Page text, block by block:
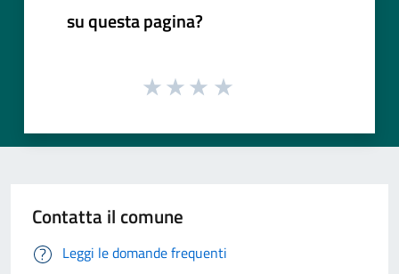
su questa pagina?
Contatta il comune
Leggi le domande frequenti